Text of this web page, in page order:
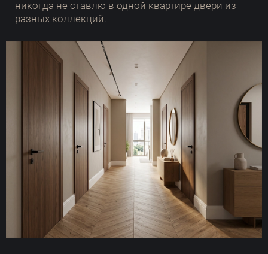
никогда не ставлю в одной квартире двери из
разных коллекций.